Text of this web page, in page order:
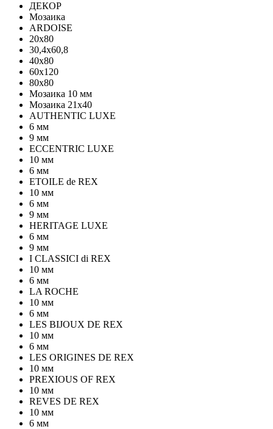
ДЕКОР
Мозаика
ARDOISE
20х80
30,4х60,8
40х80
60х120
80х80
Мозаика 10 мм
Мозаика 21х40
AUTHENTIC LUXE
6 мм
9 мм
ECCENTRIC LUXE
10 мм
6 мм
ETOILE de REX
10 мм
6 мм
9 мм
HERITAGE LUXE
6 мм
9 мм
I CLASSICI di REX
10 мм
6 мм
LA ROCHE
10 мм
6 мм
LES BIJOUX DE REX
10 мм
6 мм
LES ORIGINES DE REX
10 мм
PREXIOUS OF REX
10 мм
REVES DE REX
10 мм
6 мм